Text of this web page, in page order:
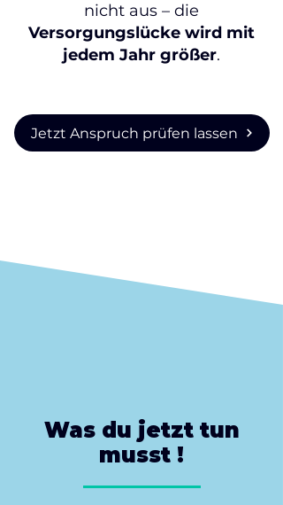
nicht aus – die
Versorgungslücke wird mit
jedem Jahr größer.
Jetzt Anspruch prüfen lassen
Was du jetzt tun
musst !